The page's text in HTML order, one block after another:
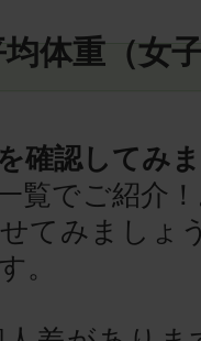
体重（女
確認してみ
覧でご紹介
てみましょ
。